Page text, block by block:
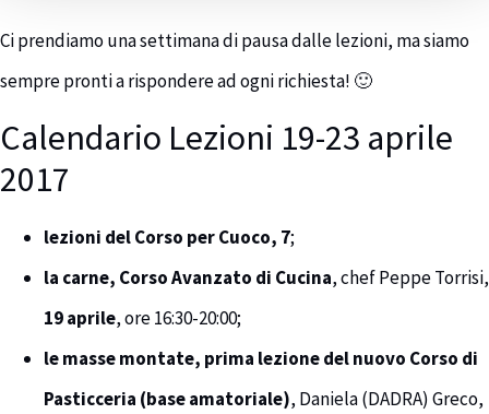
Ci prendiamo una settimana di pausa dalle lezioni, ma siamo
sempre pronti a rispondere ad ogni richiesta! 🙂
Calendario Lezioni 19-23 aprile
2017
lezioni del Corso per Cuoco, 7;
la carne, Corso Avanzato di Cucina, chef Peppe Torrisi,
19 aprile, ore 16:30-20:00;
le masse montate, prima lezione del nuovo Corso di
Pasticceria (base amatoriale), Daniela (DADRA) Greco,